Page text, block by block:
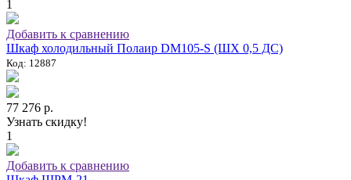
1
Добавить к сравнению
Шкаф холодильный Полаир DM105-S (ШХ 0,5 ДС)
Код: 12887
77 276 р.
Узнать скидку!
1
Добавить к сравнению